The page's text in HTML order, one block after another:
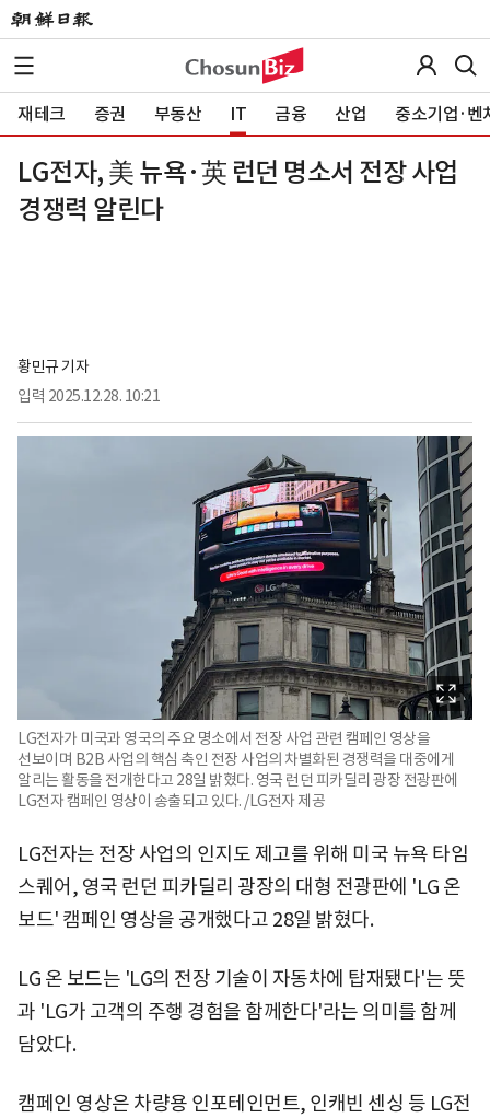
재테크 증권 부동산 IT 금융 산업 중소기업·벤
LG전자, 美 뉴욕·英 런던 명소서 전장 사업
경쟁력 알린다
황민규 기자
입력 2025.12.28. 10:21
LG전자가 미국과 영국의 주요 명소에서 전장 사업 관련 캠페인 영상을
선보이며 B2B 사업의 핵심 축인 전장 사업의 차별화된 경쟁력을 대중에게
알리는 활동을 전개한다고 28일 밝혔다. 영국 런던 피카딜리 광장 전광판에
LG전자 캠페인 영상이 송출되고 있다. /LG전자 제공
LG전자는 전장 사업의 인지도 제고를 위해 미국 뉴욕 타임
스퀘어, 영국 런던 피카딜리 광장의 대형 전광판에 'LG 온
보드' 캠페인 영상을 공개했다고 28일 밝혔다.
LG 온 보드는 'LG의 전장 기술이 자동차에 탑재됐다'는 뜻
과 'LG가 고객의 주행 경험을 함께한다'라는 의미를 함께
담았다.
캠페인 영상은 차량용 인포테인먼트, 인캐빈 센싱 등 LG전